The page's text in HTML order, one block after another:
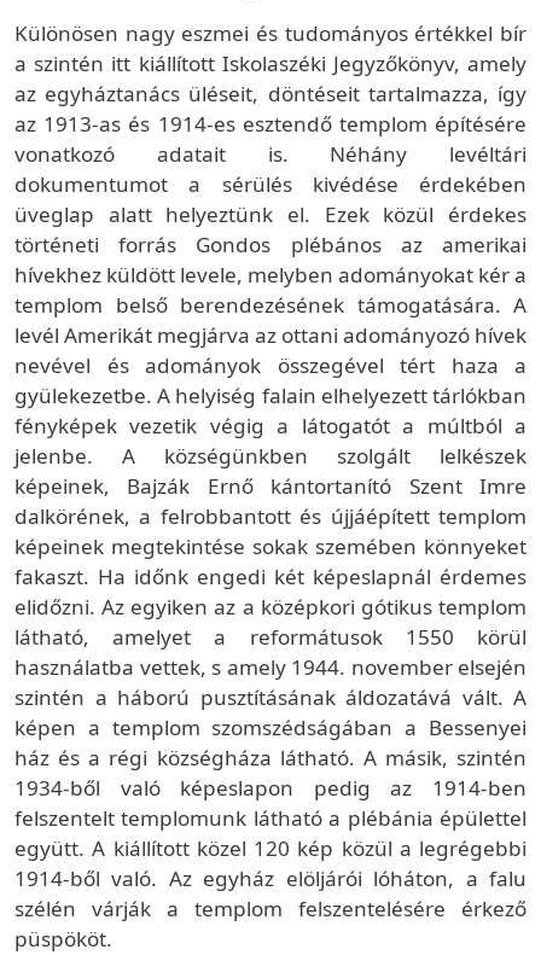
Különösen nagy eszmei és tudományos értékkel bír
a szintén itt kiállított Iskolaszéki Jegyzőkönyv, amely
az egyháztanács üléseit, döntéseit tartalmazza, így
az 1913-as és 1914-es esztendő templom építésére
vonatkozó adatait is. Néhány levéltári
dokumentumot a sérülés kivédése érdekében
üveglap alatt helyeztünk el. Ezek közül érdekes
történeti forrás Gondos plébános az amerikai
hívekhez küldött levele, melyben adományokat kér a
templom belső berendezésének támogatására. A
levél Amerikát megjárva az ottani adományozó hívek
nevével és adományok összegével tért haza a
gyülekezetbe. A helyiség falain elhelyezett tárlókban
fényképek vezetik végig a látogatót a múltból a
jelenbe. A községünkben szolgált lelkészek
képeinek, Bajzák Ernő kántortanító Szent Imre
dalkörének, a felrobbantott és újjáépített templom
képeinek megtekintése sokak szemében könnyeket
fakaszt. Ha időnk engedi két képeslapnál érdemes
elidőzni. Az egyiken az a középkori gótikus templom
látható, amelyet a reformátusok 1550 körül
használatba vettek, s amely 1944. november elsején
szintén a háború pusztításának áldozatává vált. A
képen a templom szomszédságában a Bessenyei
ház és a régi községháza látható. A másik, szintén
1934-ből való képeslapon pedig az 1914-ben
felszentelt templomunk látható a plébánia épülettel
együtt. A kiállított közel 120 kép közül a legrégebbi
1914-ből való. Az egyház elöljárói lóháton, a falu
szélén várják a templom felszentelésére érkező
püspököt.